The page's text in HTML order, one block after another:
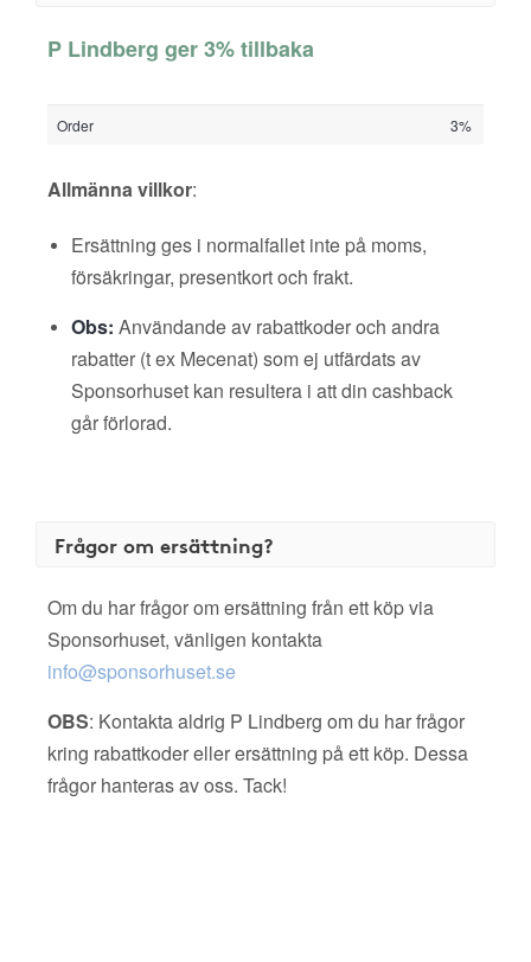
P Lindberg ger 3% tillbaka
Order 3%
Allmänna villkor:
Ersättning ges i normalfallet inte på moms,
försäkringar, presentkort och frakt.
Obs: Användande av rabattkoder och andra
rabatter (t ex Mecenat) som ej utfärdats av
Sponsorhuset kan resultera i att din cashback
går förlorad.
Frågor om ersättning?
Om du har frågor om ersättning från ett köp via
Sponsorhuset, vänligen kontakta
info@sponsorhuset.se
OBS: Kontakta aldrig P Lindberg om du har frågor
kring rabattkoder eller ersättning på ett köp. Dessa
frågor hanteras av oss. Tack!